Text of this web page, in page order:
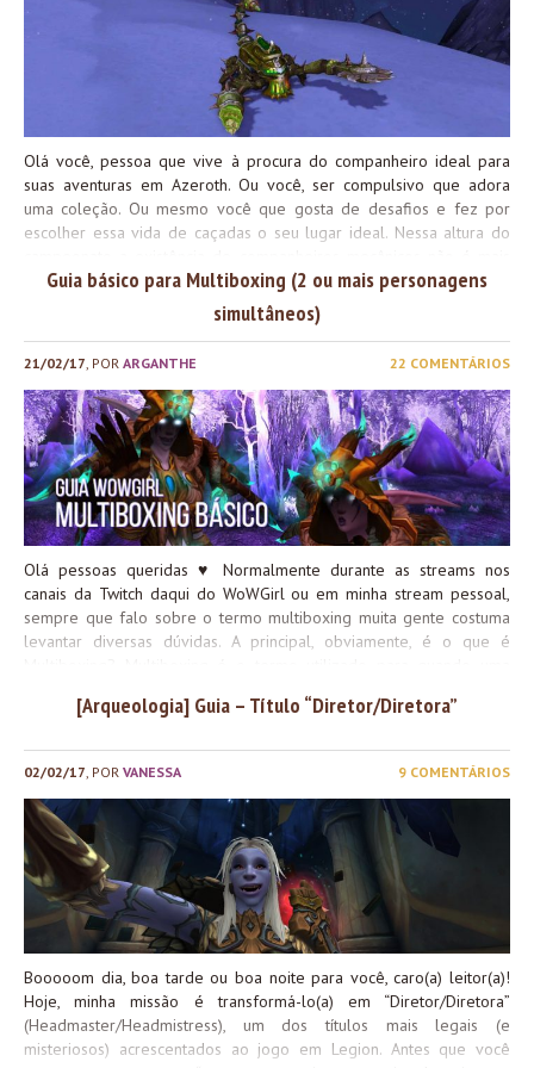
Olá você, pessoa que vive à procura do companheiro ideal para
suas aventuras em Azeroth. Ou você, ser compulsivo que adora
uma coleção. Ou mesmo você que gosta de desafios e fez por
escolher essa vida de caçadas o seu lugar ideal. Nessa altura do
uma grande novidade entre vocês que escolheram a classe mais
divertida do jogo para se divertir. Ok, talvez para aquelas pessoas
mais distraídas ou quem chegou agora ainda possa ser novidade.
Mas vamos lá: companheiros mecânicos, onde vivem, por que você
haveria de querê-los e do que se alimentam? Nas próximas linhas,
perto do seu scroll.
Para começo vamos deixar coisinhas claras.
Para você ter seu companheiro mecânico, você tem 3 opções: Vale
comentar aqui que o Mecha-Bond Imprint Matrix é feito por
engenheiros, e caso você seja um, você pode conseguir o
Schematic: Mecha-Bond Imprint...
Guia básico para Multiboxing (2 ou mais personagens
simultâneos)
21/02/17 , POR ARGANTHE 22 COMENTÁRIOS
Olá pessoas queridas♥
Normalmente durante as streams nos
canais da Twitch daqui do WoWGirl ou em minha stream pessoal,
sempre que falo sobre o termo multiboxing muita gente costuma
levantar diversas dúvidas. A principal, obviamente, é o que é
o que no WoW é uma prática deveras comum desde sempre. Você
computador(es) usado(s) ou disposição para pagar tempo de jogo
para cada uma delas
Este guia irá cobrir o modo mais básico
possível para Multiboxing, usando como referência duas contas,
com dois personagens de mesma classe e especialização e o uso
da mínima quantidade de ferramentas possível. O mesmo conceito
de todo o conteúdo passado aqui vale independente da...
[Arqueologia] Guia – Título “Diretor/Diretora”
02/02/17 , POR VANESSA 9 COMENTÁRIOS
Booooom dia, boa tarde ou boa noite para você, caro(a) leitor(a)!
Hoje, minha missão é transformá-lo(a) em “Diretor/Diretora”
(Headmaster/Headmistress), um dos títulos mais legais (e
misteriosos) acrescentados ao jogo em Legion. Antes que você